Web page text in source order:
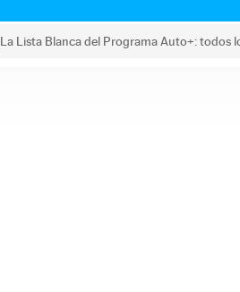
La Lista Blanca del Programa Auto+: todos